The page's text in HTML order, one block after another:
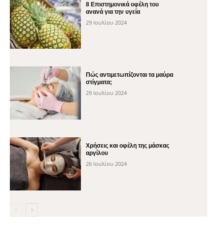
8 Επιστημονικά οφέλη του
ανανά για την υγεία
29 Ιουλίου 2024
Πώς αντιμετωπίζονται τα μαύρα
στίγματα;
29 Ιουλίου 2024
Χρήσεις και οφέλη της μάσκας
αργίλου
26 Ιουλίου 2024